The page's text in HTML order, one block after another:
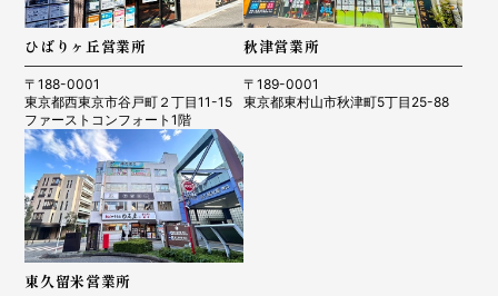
ひばりヶ丘営業所
〒188-0001
東京都西東京市谷戸町２丁目11-15
ファーストコンフォート1階
秋津営業所
〒189-0001
東京都東村山市秋津町5丁目25-88
東久留米営業所